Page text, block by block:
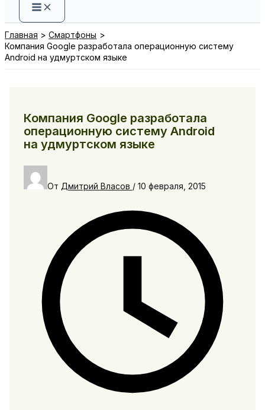
Главная
Смартфоны
Компания Google разработала операционную систему
Android на удмуртском языке
Компания Google разработала
операционную систему Android
на удмуртском языке
От Дмитрий Власов / 10 февраля, 2015